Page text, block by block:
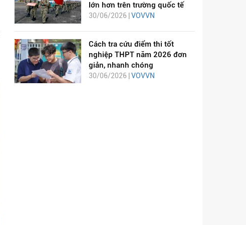
lớn hơn trên trường quốc tế
30/06/2026 | VOVVN
Cách tra cứu điểm thi tốt
nghiệp THPT năm 2026 đơn
giản, nhanh chóng
30/06/2026 | VOVVN